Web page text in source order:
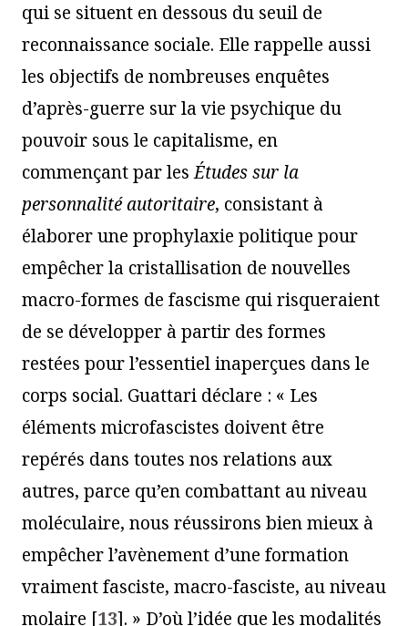
qui se situent en dessous du seuil de
reconnaissance sociale. Elle rappelle aussi
les objectifs de nombreuses enquêtes
d’après-guerre sur la vie psychique du
pouvoir sous le capitalisme, en
commençant par lesÉtudes sur la
personnalité autoritaire, consistant à
élaborer une prophylaxie politique pour
empêcher la cristallisation de nouvelles
macro-formes de fascisme qui risqueraient
de se développer à partir des formes
restées pour l’essentiel inaperçues dans le
corps social. Guattari déclare : « Les
éléments microfascistes doivent être
repérés dans toutes nos relations aux
autres, parce qu’en combattant au niveau
moléculaire, nous réussirons bien mieux à
empêcher l’avènement d’une formation
vraiment fasciste, macro-fasciste, au niveau
molaire [13]. » D’où l’idée que les modalités